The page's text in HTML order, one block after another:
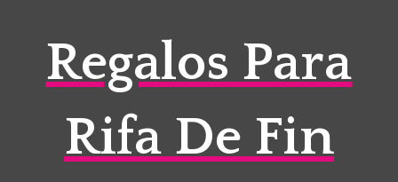
Regalos Para
Rifa De Fin